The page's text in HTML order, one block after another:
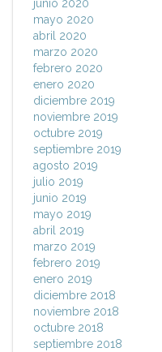
junio 2020
mayo 2020
abril 2020
marzo 2020
febrero 2020
enero 2020
diciembre 2019
noviembre 2019
octubre 2019
septiembre 2019
agosto 2019
julio 2019
junio 2019
mayo 2019
abril 2019
marzo 2019
febrero 2019
enero 2019
diciembre 2018
noviembre 2018
octubre 2018
septiembre 2018